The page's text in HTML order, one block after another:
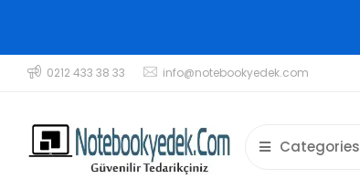
0212 433 38 33 info@notebookyedek.com
Categories